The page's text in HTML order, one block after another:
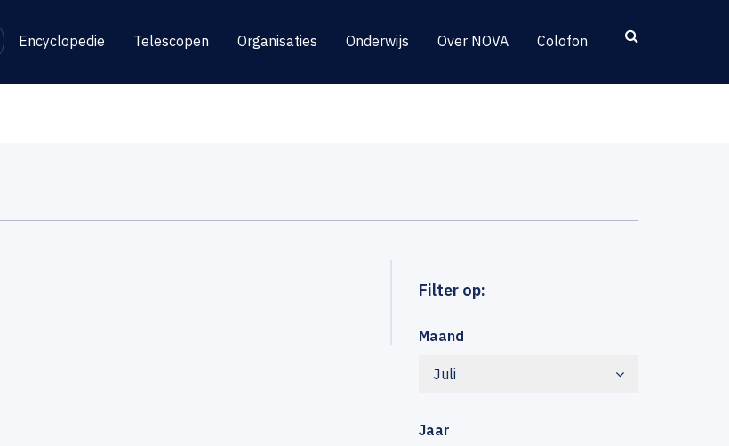
Encyclopedie Telescopen Organisaties Onderwijs Over NOVA Colofon
Filter op:
Maand
Juli
Jaar